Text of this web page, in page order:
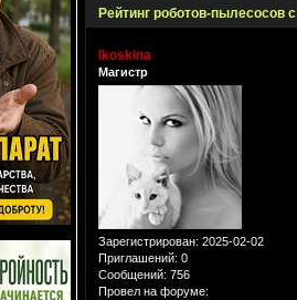
Рейтинг роботов-пылесосов
lkoskina
Магистр
Зарегистрирован: 2025-02-02
Приглашений: 0
Сообщений: 756
Провел на форуме: